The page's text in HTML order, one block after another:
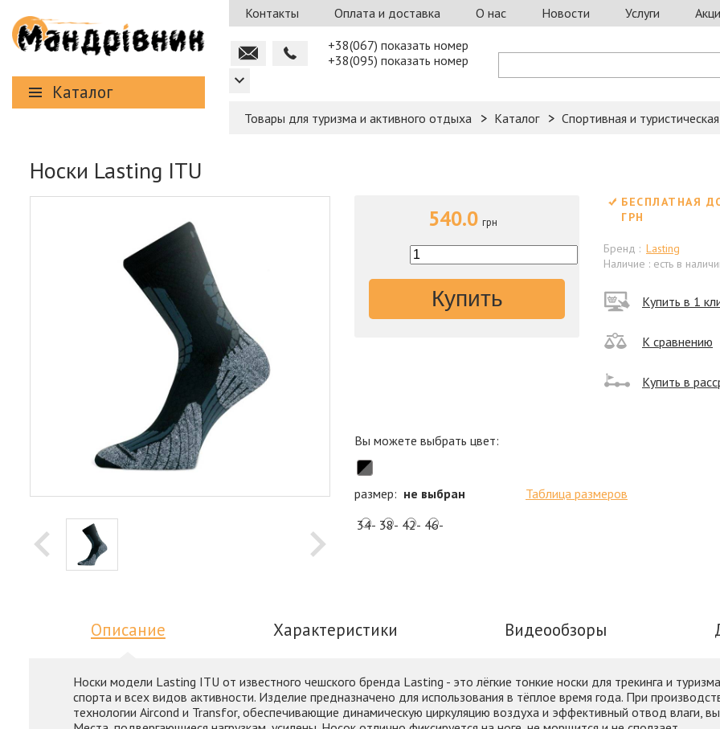
Каталог
Контакты Оплата и доставка О нас Новости Услуги
+38(067) показать номер
+38(095) показать номер
Товары для туризма и активного отдыха Каталог Спортивная и
Носки Lasting ITU
БЕСПЛАТНАЯ
ГРН
Бренд : Lasting
Наличие : есть в
540.0 грн
Купить Купить в 1
К сравнению
Купить в
Вы можете выбрать цвет:
размер: не выбран
Таблица размеров
34- 38- 42- 46-
Описание Характеристики Видеообзоры
Носки модели Lasting ITU от известного чешского бренда Lasting - это лёгкие тонкие носки для трекинга и
спорта и всех видов активности. Изделие предназначено для использования в тёплое время года. При
технологии Aircond и Transfor, обеспечивающие динамическую циркуляцию воздуха и эффективный отвод влаги,